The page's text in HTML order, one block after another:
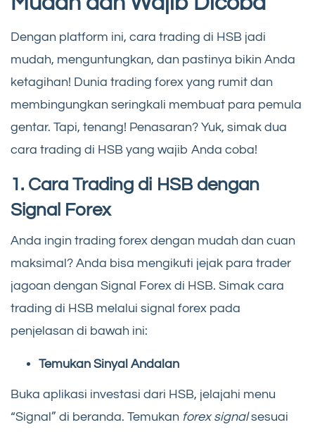
Dengan platform ini, cara trading di HSB jadi
mudah, menguntungkan, dan pastinya bikin Anda
ketagihan! Dunia trading forex yang rumit dan
membingungkan seringkali membuat para pemula
gentar. Tapi, tenang! Penasaran? Yuk, simak dua
cara trading di HSB yang wajib Anda coba!
1. Cara Trading di HSB dengan
Signal Forex
Anda ingin trading forex dengan mudah dan cuan
maksimal? Anda bisa mengikuti jejak para trader
jagoan dengan Signal Forex di HSB. Simak cara
trading di HSB melalui signal forex pada
penjelasan di bawah ini:
Temukan Sinyal Andalan
Buka aplikasi investasi dari HSB, jelajahi menu
“Signal” di beranda. Temukan forex signalsesuai